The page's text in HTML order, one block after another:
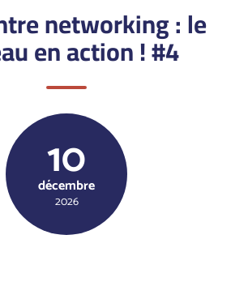
networking : le
en action ! #4
10
décembre
2026